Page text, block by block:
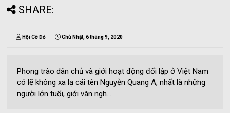
SHARE:
Hội Cờ Đỏ Chủ Nhật, 6 tháng 9, 2020
Phong trào dân chủ và giới hoạt động đối lập ở Việt Nam
có lẽ không xa lạ cái tên Nguyễn Quang A, nhất là những
người lớn tuổi, giới văn ngh...